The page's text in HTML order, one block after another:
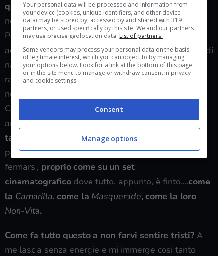
qualunque, peraltro di un clan differente,Ventrue
non
Toreador.
Perfino il punto dove doveva fermarsiDuke
accuratamente preparato ed indicato con un pezzo di
nastro adesivo, lo stesso nastro cheTomnel suo
racconto nota (Notte Brava a Las Vegas)
ma di cui
non ne comprende il senso.
Capite quanto
sia paranoica la
arrivata ad architettare una sceneggiata concosi
tanti dettagli, da necessitare un copione
preveda persino segni per terra dove
fermarsi, proprio come su un set
cinematografico dove tutto, appunto, è finto….come
la Camarilla, come la Masquerade, come la loro
Non-Vita.
Come fa tutto questo a non farvi sentire tristi? A
me lascia senza energie e mi immerge cosi tanto
Your personal data will be processed and information from
your device (cookies, unique identifiers, and other device
data) may be stored by, accessed by and shared with 319
partners, or used specifically by this site. We and our partners
may use precise geolocation data. List of partners.
Some vendors may process your personal data on the basis
of legitimate interest, which you can object to by managing
your options below. Look for a link at the bottom of this page
or in the site menu to manage or withdraw consent in privacy
and cookie settings.
Consent
Manage options